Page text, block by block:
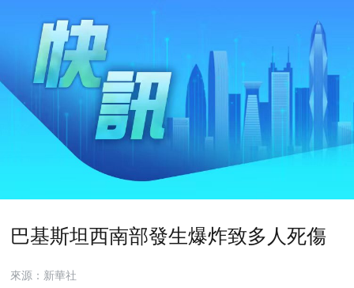
巴基斯坦西南部發生爆炸致多人死傷
來源：新華社